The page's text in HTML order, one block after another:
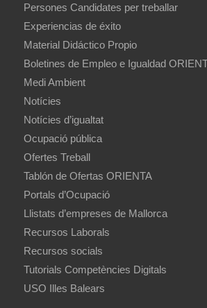
Persones Candidates per treballar
Experiencias de éxito
Material Didáctico Propio
Boletines de Empleo e Igualdad
Medi Ambient
Notícies
Notícies d’igualtat
Ocupació pública
Ofertes Treball
Tablón de Ofertas ORIENTA
Portals d’Ocupació
Llistats d’empreses de Mallorca
Recursos Laborals
Recursos socials
Tutorials Competències Digitals
USO Illes Balears